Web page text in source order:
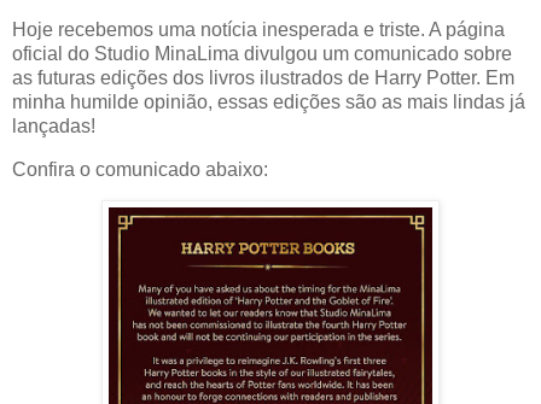
Hoje recebemos uma notícia inesperada e triste. A página
oficial do Studio MinaLima divulgou um comunicado sobre
as futuras edições dos livros ilustrados de Harry Potter. Em
minha humilde opinião, essas edições são as mais lindas já
lançadas!
Confira o comunicado abaixo: